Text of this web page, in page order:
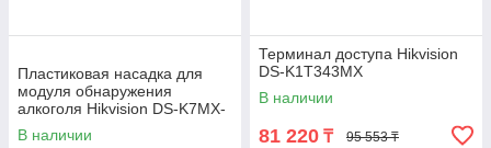
Пластиковая насадка для
модуля обнаружения
алкоголя Hikvision DS-K7MX-
A0
В наличии
Терминал доступа Hikvision
DS-K1T343MX
В наличии
81 220 ₸ 95 553 ₸